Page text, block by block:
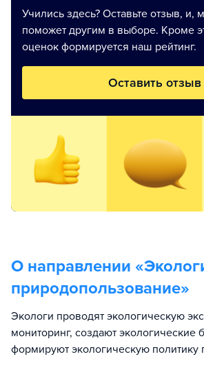
Учились здесь? Оставьте отзыв, и,
поможет другим в выборе. Кроме
оценок формируется наш рейтинг.
Оставить отзыв
О направлении «
природопользование»
Экологи проводят экологическую
мониторинг, создают экологические
формируют экологическую политику